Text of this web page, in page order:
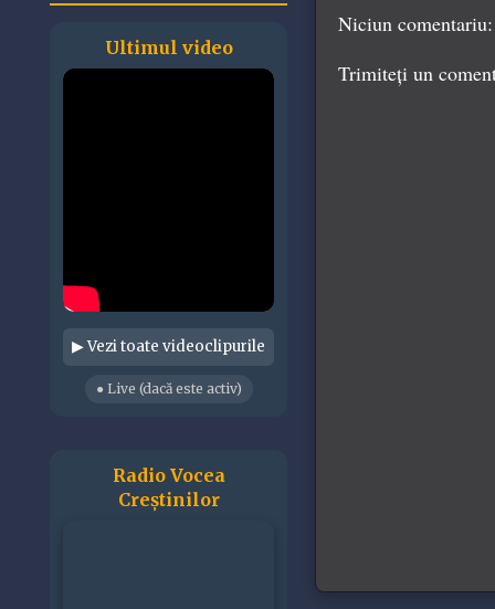
Niciun comentariu:
Trimiteți un
Ultimul video
▶ Vezi toate videoclipurile
● Live (dacă este activ)
Radio Vocea
Creștinilor